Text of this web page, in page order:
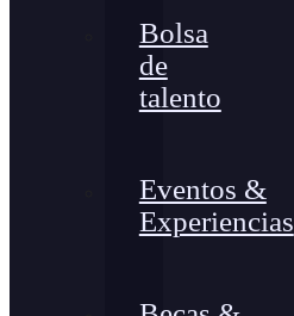
Bolsa
de
talento
Eventos &
Experiencias